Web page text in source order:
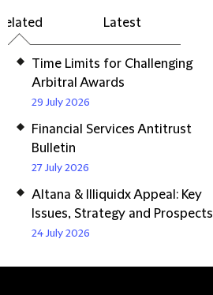
Latest
Time Limits for Challenging
Arbitral Awards
29 July 2026
Financial Services Antitrust
Bulletin
27 July 2026
Altana & Illiquidx Appeal: Key
Issues, Strategy and Prospects
24 July 2026